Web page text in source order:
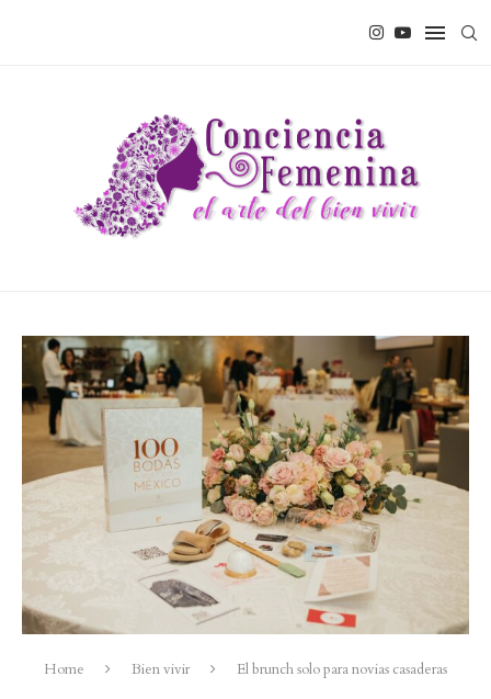
Home Bien vivir El brunch solo para novias casaderas